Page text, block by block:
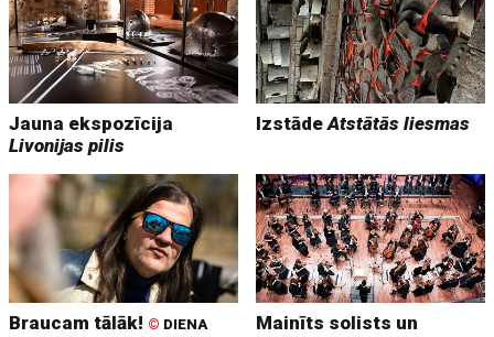
Jauna ekspozīcija
Livonijas pilis
IzstādeAtstātās liesmas
Braucam tālāk! © DIENA
Mainīts solists un